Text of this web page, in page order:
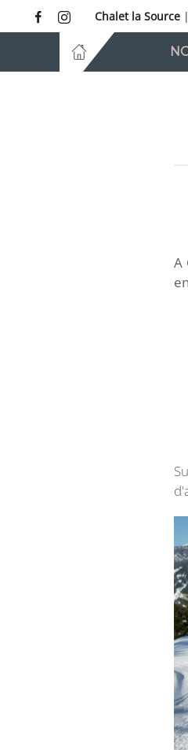
Accéder au contenu principal
Chalet la Source |
A